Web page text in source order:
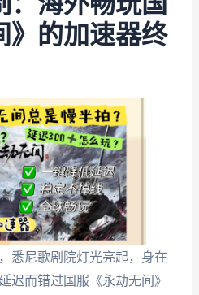
》的加速器终
悉尼歌剧院灯光亮起，身在
迟而错过国服《永劫无间》